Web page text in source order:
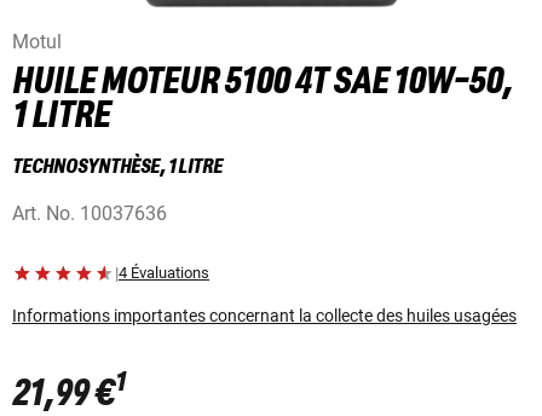
Motul
HUILE MOTEUR 5100 4T SAE 10W-50,
1 LITRE
TECHNOSYNTHÈSE, 1 LITRE
Art. No. 10037636
|4 Évaluations
Informations importantes concernant la collecte des huiles usagées
21,99 €1